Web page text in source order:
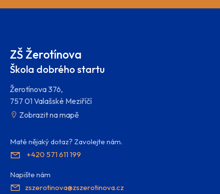
ZŠ Žerotínova
Škola dobrého startu
Žerotínova 376,
757 01 Valašské Meziříčí
Zobrazit na mapě
Maté nějaký dotaz? Zavolejte nám.
+420 571 611 199
Napište nám
zszerotinova@zszerotinova.cz